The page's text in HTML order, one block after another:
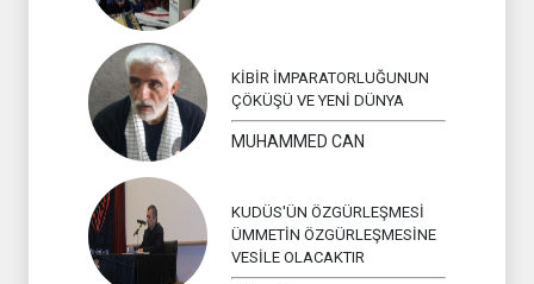
KİBİR İMPARATORLUĞUNUN
ÇÖKÜŞÜ VE YENİ DÜNYA
MUHAMMED CAN
KUDÜS'ÜN ÖZGÜRLEŞMESİ
ÜMMETİN ÖZGÜRLEŞMESİNE
VESİLE OLACAKTIR